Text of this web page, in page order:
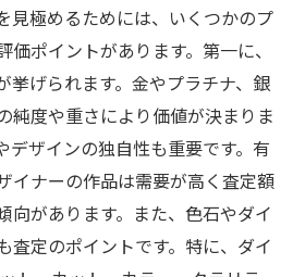
見極めるためには、いくつかのプ
価ポイントがあります。第一に、
挙げられます。金やプラチナ、銀
純度や重さにより価値が決まりま
デザインの独自性も重要です。有
イナーの作品は需要が高く査定額
向があります。また、色石やダイ
査定のポイントです。特に、ダイ